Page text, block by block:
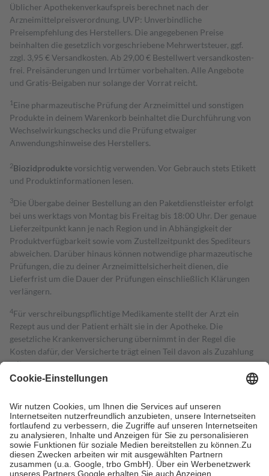
Üblicher Apothekenverkaufspreis berechnet nach der
Arzneimittelpreisverordnung. UVP: Unverbindliche
Preisempfehlung des Herstellers. Die angegebenen Preise
beinhalten die gesetzlich vorgeschriebene Mehrwertsteuer, ggf.
zzgl. 3,95 € Versandkosten. Ab 29,00 € Bestell­wert versand­kosten­
frei. Preisänderungen und Irrtümer vorbehalten. Alle Angebote
und Gratis-Beigaben nur solange der Vorrat reicht.
1 Eine pharmazeutische Prüfung der Arzneimittel und sonstigen
Produkte in deinem Warenkorb beinhaltet die Durchführung von
Wechselwirkungschecks und die Prüfung etwaiger
Anwendungshinweise des Herstellers.
2Biozidproduktevorsichtig verwenden. Vor Gebrauch stets Etikett
und Produktinformationen lesen.
3Die Übergabe deiner Bestellung an den Paketdienstleister erfolgt
bei uns werktags von Montag bis Freitag bis 18:00 Uhr. Der genaue
Lieferzeitpunkt kann je nach Region und in Abhängigkeit der
Produktverfügbarkeit sowie vom Zustellzeitpunkt des Spediteurs
abweichen. Darüber hinaus können notwendige pharmazeutische
Prüfungen, die zu deiner Arzneimittelsicherheit dienen, die
Lieferfrist um die Dauer der Prüfungen einschließlich Klärungen
verlängern.
4Für verschreibungspflichtige Medikamente stellt der Arzt ein
Rezept aus und der Patient erhält sie in der Apotheke. Die
gesetzliche Krankenversicherung übernimmt in der Regel die
Kosten dafür, der Versicherte trägt einen Teil davon als Zuzahlung
mit.
Grundsätzlich leisten Mitglieder Zuzahlungen in Höhe von zehn
höchstens zehn Euro.
Es sind jedoch nie mehr als die tatsächlichen
Kosten der Leistung zu entrichten.
Diese Regeln gelten grundsätzlich auch für Online-Apotheken.
Bei Heilmitteln und häuslicher Krankenpflege beträgt die
Zuzahlung zehn Prozent der Kosten sowie zehn Euro je
Verordnung.